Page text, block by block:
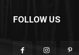
FOLLOW US